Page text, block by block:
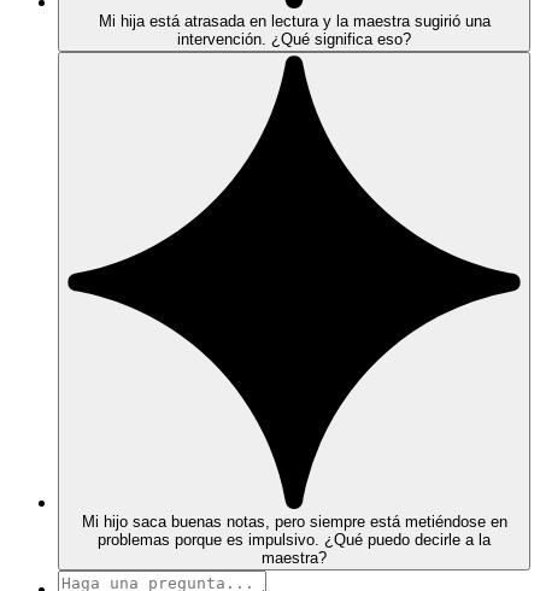
Mi hija está atrasada en lectura y la maestra sugirió una
intervención. ¿Qué significa eso?
Mi hijo saca buenas notas, pero siempre está metiéndose en
problemas porque es impulsivo. ¿Qué puedo decirle a la
maestra?